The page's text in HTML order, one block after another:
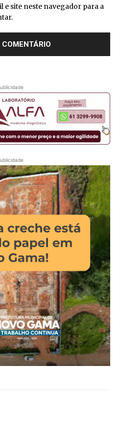
e site neste navegador para a